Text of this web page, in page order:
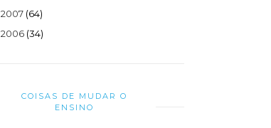
2007 (64)
2006 (34)
COISAS DE MUDAR O
ENSINO